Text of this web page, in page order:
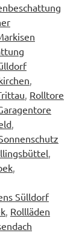
,
, Rolltore
,
,
,
Sülldorf
, Rollläden